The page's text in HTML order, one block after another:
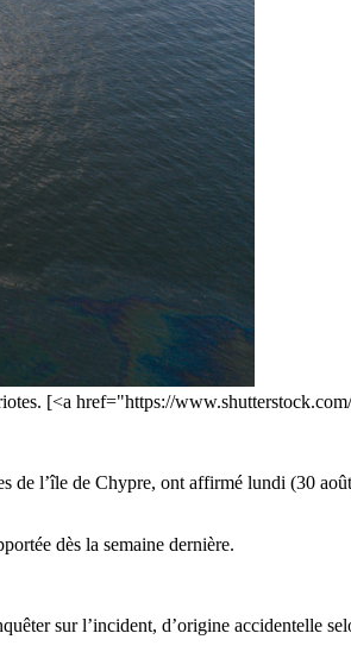
[<a href="https://
de l’île de Chypre, ont affirmé lundi (30
dès la semaine dernière.
sur l’incident, d’origine accidentelle